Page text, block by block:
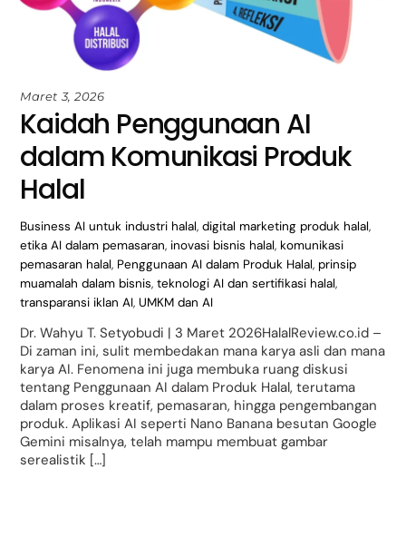
Maret 3, 2026
Kaidah Penggunaan AI
dalam Komunikasi Produk
Halal
Business AI untuk industri halal,digital marketing produk halal,
etika AI dalam pemasaran, inovasi bisnis halal, komunikasi
pemasaran halal, Penggunaan AI dalam Produk Halal, prinsip
muamalah dalam bisnis,teknologi AI dan sertifikasi halal,
transparansi iklan AI, UMKM dan AI
Dr. Wahyu T. Setyobudi | 3 Maret 2026HalalReview.co.id –
Di zaman ini, sulit membedakan mana karya asli dan mana
karya AI. Fenomena ini juga membuka ruang diskusi
tentang Penggunaan AI dalam Produk Halal, terutama
dalam proses kreatif, pemasaran, hingga pengembangan
produk. Aplikasi AI seperti Nano Banana besutan Google
Gemini misalnya, telah mampu membuat gambar
serealistik […]